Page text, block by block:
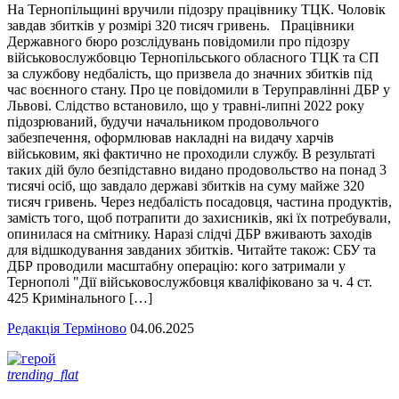
На Тернопільщині вручили підозру працівнику ТЦК. Чоловік
завдав збитків у розмірі 320 тисяч гривень. Працівники
Державного бюро розслідувань повідомили про підозру
військовослужбовцю Тернопільського обласного ТЦК та СП
за службову недбалість, що призвела до значних збитків під
час воєнного стану. Про це повідомили в Теруправлінні ДБР у
Львові. Слідство встановило, що у травні-липні 2022 року
підозрюваний, будучи начальником продовольчого
забезпечення, оформлював накладні на видачу харчів
військовим, які фактично не проходили службу. В результаті
таких дій було безпідставно видано продовольство на понад 3
тисячі осіб, що завдало державі збитків на суму майже 320
тисяч гривень. Через недбалість посадовця, частина продуктів,
замість того, щоб потрапити до захисників, які їх потребували,
опинилася на смітнику. Наразі слідчі ДБР вживають заходів
для відшкодування завданих збитків. Читайте також: СБУ та
ДБР проводили масштабну операцію: кого затримали у
Тернополі "Дії військовослужбовця кваліфіковано за ч. 4 ст.
425 Кримінального […]
Редакція Терміново 04.06.2025
trending_flat